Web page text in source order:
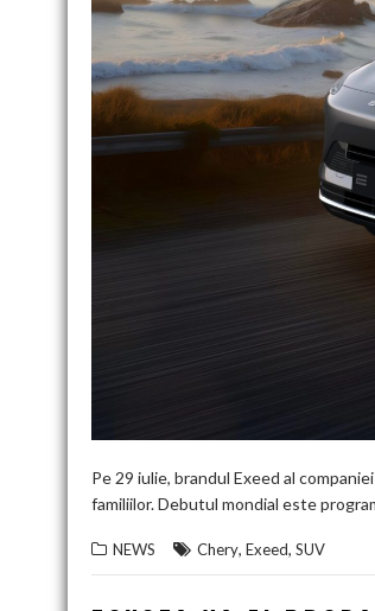
Pe 29 iulie, brandul Exeed al
familiilor. Debutul mondial este
NEWS Chery, Exeed, SUV